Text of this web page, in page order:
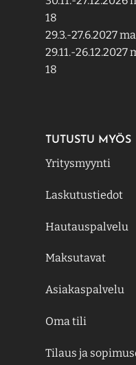
18
29.3.-27.6.2027
29.11.-
18
TUTUSTU MYÖS
Yritysmyynti
Laskutustiedot
Hautauspalvelu
Maksutavat
Asiakaspalvelu
Oma tili
Tilaus ja